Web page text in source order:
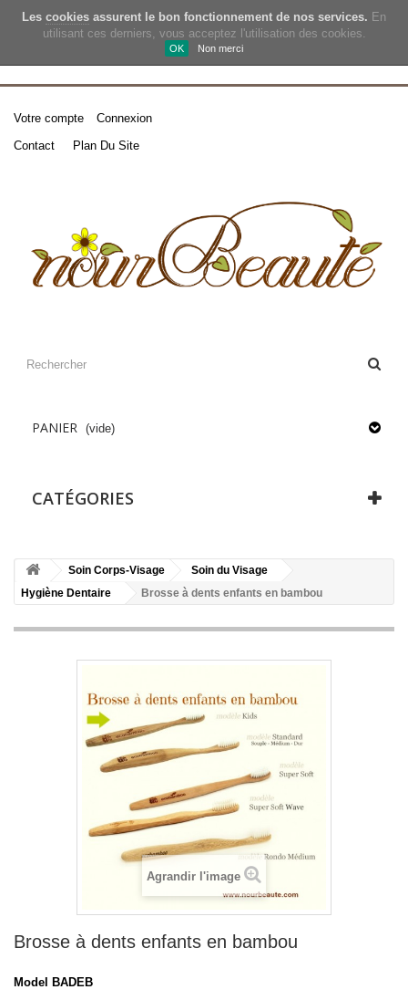
Les cookies assurent le bon fonctionnement de nos services. En
utilisant ces derniers, vous acceptez l'utilisation des cookies.
OK Non merci
Votre compte
Connexion
Contact
Plan Du Site
PANIER (vide)
CATÉGORIES
Soin Corps-Visage
Soin du Visage
Hygiène Dentaire
Brosse à dents enfants en bambou
Agrandir l'image
Brosse à dents enfants en bambou
Model BADEB